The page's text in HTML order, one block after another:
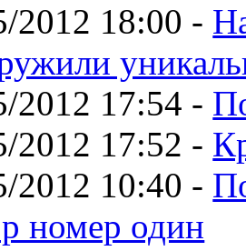
2012 18:00 -
2012 17:54 -
2012 17:52 -
2012 10:40 -
номер один